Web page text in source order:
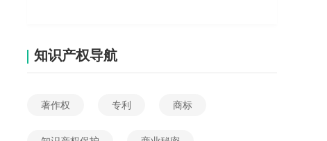
知识产权导航
著作权 专利 商标